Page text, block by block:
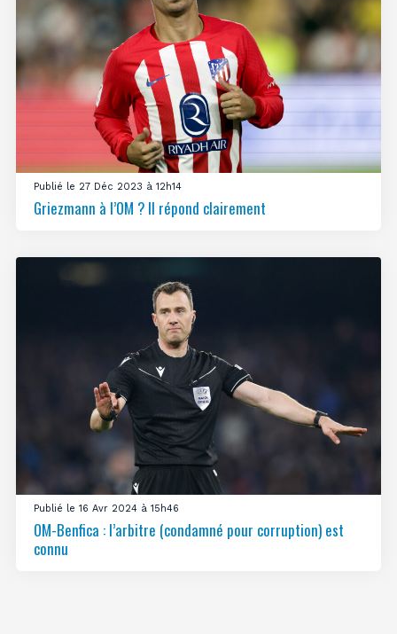
Publié le 27 Déc 2023 à 12h14
Griezmann à l’OM ? Il répond clairement
Publié le 16 Avr 2024 à 15h46
OM-Benfica : l’arbitre (condamné pour corruption) est
connu